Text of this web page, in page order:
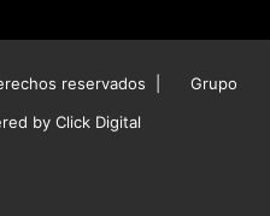
reservados |
Grupo
by Click Digital